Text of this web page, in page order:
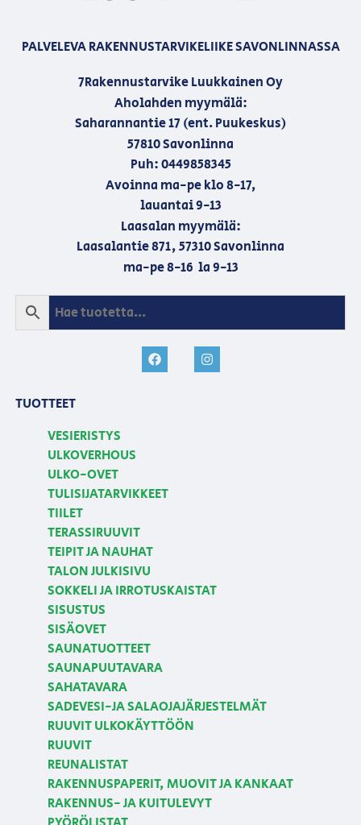
PALVELEVA RAKENNUSTARVIKELIIKE SAVONLINNASSA
7Rakennustarvike Luukkainen Oy
Aholahden myymälä:
Saharannantie 17 (ent. Puukeskus)
57810 Savonlinna
Puh: 0449858345
Avoinna ma-pe klo 8-17,
lauantai 9-13
Laasalan myymälä:
Laasalantie 871, 57310 Savonlinna
ma-pe 8-16 la 9-13
TUOTTEET
VESIERISTYS
ULKOVERHOUS
ULKO-OVET
TULISIJATARVIKKEET
TIILET
TERASSIRUUVIT
TEIPIT JA NAUHAT
TALON JULKISIVU
SOKKELI JA IRROTUSKAISTAT
SISUSTUS
SISÄOVET
SAUNATUOTTEET
SAUNAPUUTAVARA
SAHATAVARA
SADEVESI-JA SALAOJAJÄRJESTELMÄT
RUUVIT ULKOKÄYTTÖÖN
RUUVIT
REUNALISTAT
RAKENNUSPAPERIT, MUOVIT JA KANKAAT
RAKENNUS- JA KUITULEVYT